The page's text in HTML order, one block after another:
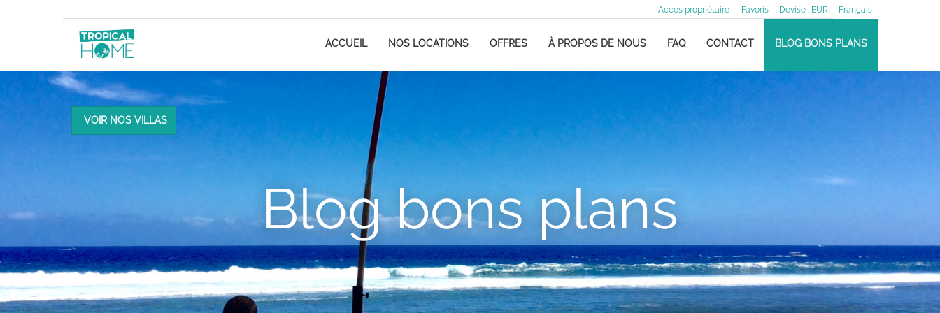
Français
Devise : EUR
Favoris
Accès propriétaire
ACCUEIL NOS LOCATIONS OFFRES À PROPOS DE NOUS FAQ CONTACT BLOG BONS PLANS
VOIR NOS VILLAS
Blog bons plans